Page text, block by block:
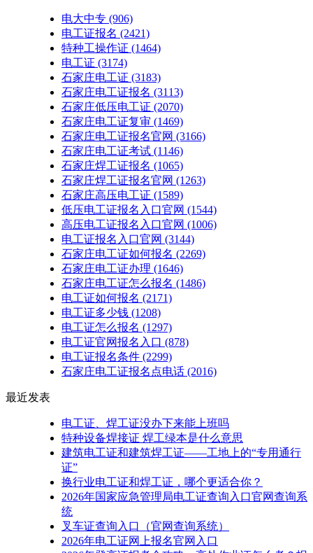
电大中专 (906)
电工证报名 (2421)
特种工操作证 (1464)
电工证 (3174)
石家庄电工证 (3183)
石家庄电工证报名 (3113)
石家庄低压电工证 (2070)
石家庄电工证复审 (1469)
石家庄电工证报名官网 (3166)
石家庄电工证考试 (1146)
石家庄焊工证报名 (1065)
石家庄焊工证报名官网 (1263)
石家庄高压电工证 (1589)
低压电工证报名入口官网 (1544)
高压电工证报名入口官网 (1006)
电工证报名入口官网 (3144)
石家庄电工证如何报名 (2269)
石家庄电工证办理 (1646)
石家庄电工证怎么报名 (1486)
电工证如何报名 (2171)
电工证多少钱 (1208)
电工证怎么报名 (1297)
电工证官网报名入口 (878)
电工证报名条件 (2299)
石家庄电工证报名点电话 (2016)
最近发表
电工证、焊工证没办下来能上班吗
特种设备焊接证 焊工绿本是什么意思
建筑电工证和建筑焊工证——工地上的“专用通行
证”
换行业电工证和焊工证，哪个更适合你？
2026年国家应急管理局电工证查询入口官网查询系
统
叉车证查询入口（官网查询系统）
2026年电工证网上报名官网入口